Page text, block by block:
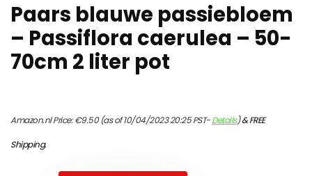
Paars blauwe passiebloem
– Passiflora caerulea – 50-
70cm 2 liter pot
Amazon.nl Price:€9.50(as of 10/04/2023 20:25 PST-Details)&FREE
Shipping.